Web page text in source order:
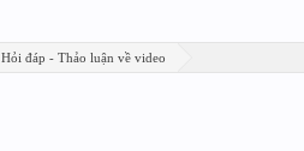
Hỏi đáp - Thảo luận về video